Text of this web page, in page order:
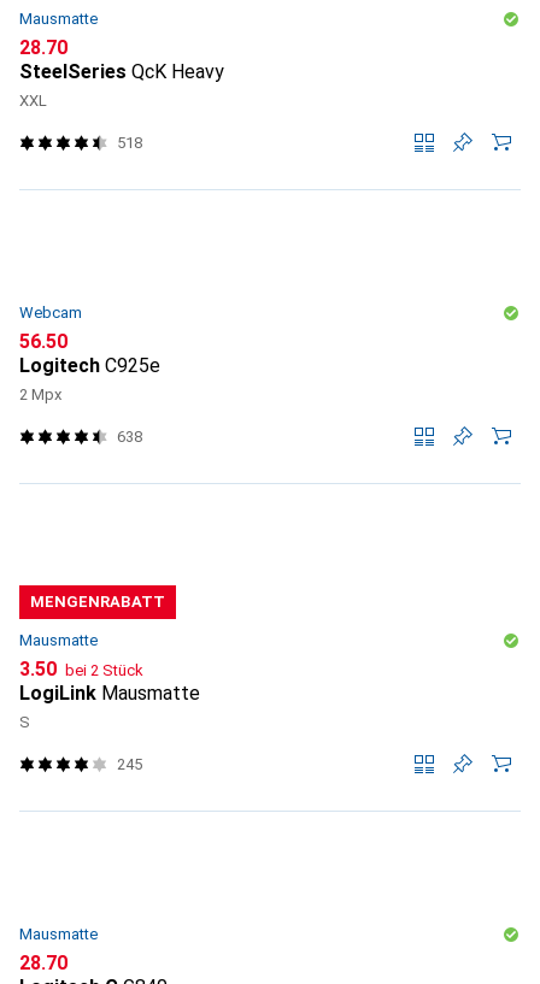
Mausmatte
CHF
28.70
SteelSeries QcK Heavy
XXL
518
Webcam
CHF
56.50
Logitech C925e
2 Mpx
638
MENGENRABATT
Mausmatte
CHF
3.50 bei 2 Stück
LogiLink Mausmatte
S
245
Mausmatte
CHF
28.70